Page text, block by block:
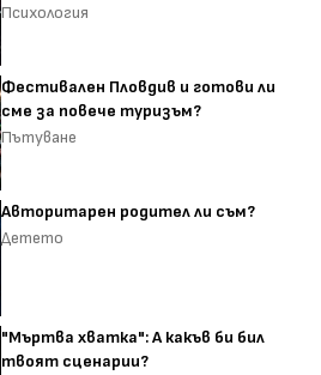
Психология
Фестивален Пловдив и готови ли
сме за повече туризъм?
Пътуване
Авторитарен родител ли съм?
Детето
"Мъртва хватка": А какъв би бил
твоят сценарии?